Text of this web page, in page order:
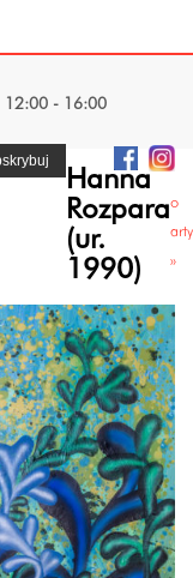
12:00 - 16:00
Hanna
Rozpara
(ur.
1990)
o
»